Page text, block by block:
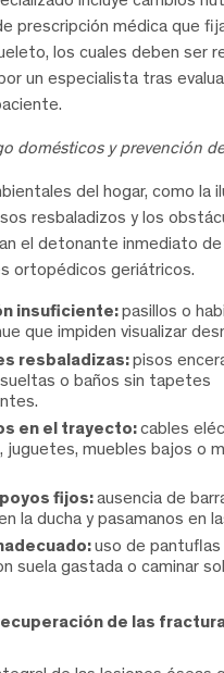
prescripción médica que
los cuales deben ser
un especialista tras
domésticos y prevención
del hogar, como la
resbaladizos y los
el detonante inmediato de
ortopédicos geriátricos.
insuficiente:pasillos o
que impiden visualizar
resbaladizas:pisos
o baños sin tapetes
en el trayecto:cables
juguetes, muebles bajos o
fijos:ausencia de
la ducha y pasamanos en
uso de pantuflas
suela gastada o caminar
de las